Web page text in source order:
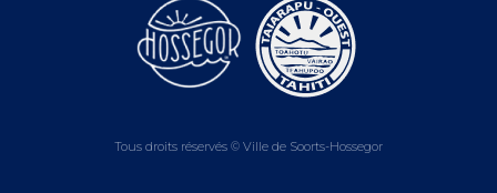
Tous droits réservés © Ville de Soorts-Hossegor